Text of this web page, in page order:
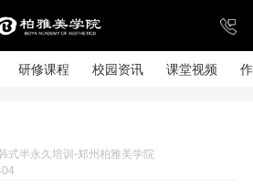
研修课程 校园资讯 课堂视频
式半永久培训-郑州柏雅美学院